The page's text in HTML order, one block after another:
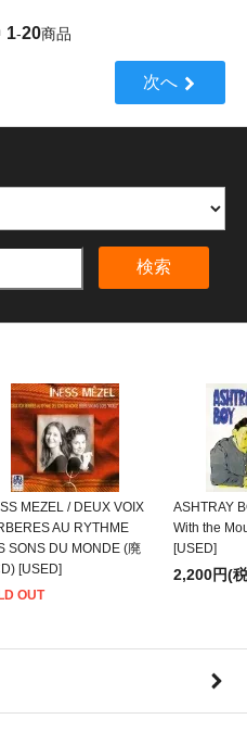
1-20商品
次へ
検索
MEZEL / DEUX VOIX
AU RYTHME
SONS DU MONDE (廃
[USED]
OUT
ASHTRAY
With the
[USED]
2,200円(